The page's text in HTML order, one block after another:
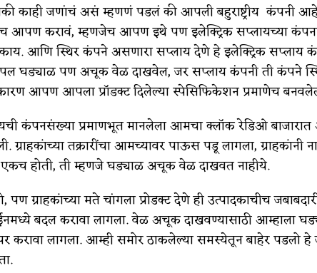
काही जणांचं असं म्हणणं पडलं की आपली बहुराष्ट्रीय कंपनी
करावं, म्हणजेच आपण इथे पण इलेक्ट्रिक सप्लायच्या
आणि स्थिर कंपने असणारा सप्लाय देणे हे इलेक्ट्रिक सप्लाय
घड्याळ पण अचूक वेळ दाखवेल, जर सप्लाय कंपनी ती कंपने
आपण आपला प्रॉडक्ट दिलेल्या स्पेसिफिकेशन प्रमाणेच
कंपनसंख्या प्रमाणभूत मानलेला आमचा क्लॉक रेडिओ
ग्राहकांच्या तक्रारींचा आमच्यावर पाऊस पडू लागला,
एकच होती, ती म्हणजे घड्याळ अचूक वेळ दाखवत नाहीये.
पण ग्राहकांच्या मते चांगला प्रोडक्ट देणे ही उत्पादकाचीच
बदल करावा लागला. वेळ अचूक दाखवण्यासाठी आम्हाला
करावा लागला. आम्ही समोर ठाकलेल्या समस्येतून बाहेर पडलो